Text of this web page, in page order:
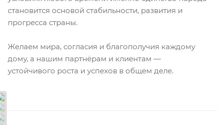
становится основой стабильности, развития и
прогресса страны.
Желаем мира, согласия и благополучия каждому
дому, а нашим партнёрам и клиентам —
устойчивого роста и успехов в общем деле.